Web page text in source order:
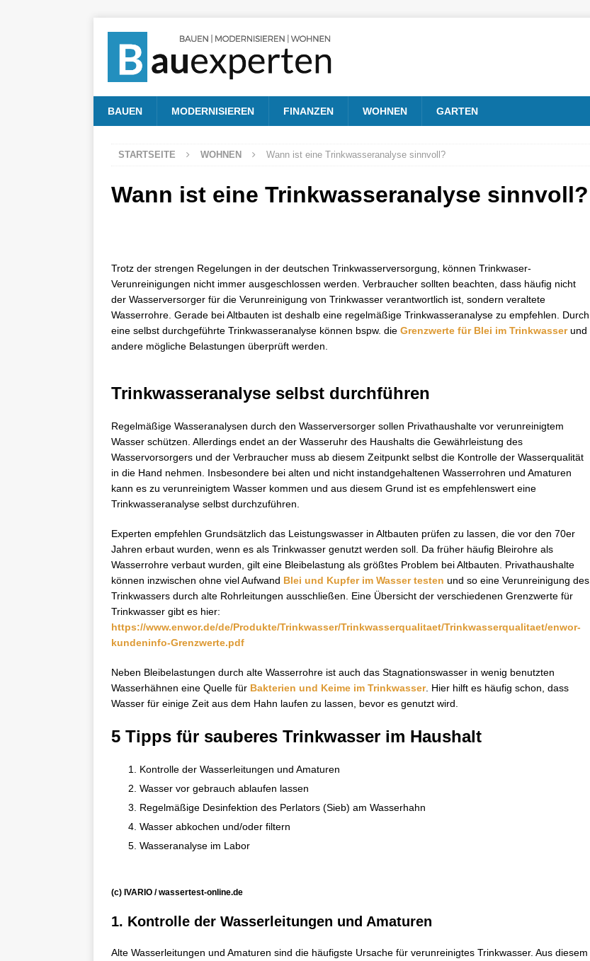
BAUEN MODERNISIEREN FINANZEN WOHNEN GARTEN
STARTSEITE WOHNEN Wann ist eine Trinkwasseranalyse sinnvoll?
Wann ist eine Trinkwasseranalyse sinnvoll?
Trotz der strengen Regelungen in der deutschen Trinkwasserversorgung, können Trinkwaser-
Verunreinigungen nicht immer ausgeschlossen werden. Verbraucher sollten beachten, dass häufig nicht
der Wasserversorger für die Verunreinigung von Trinkwasser verantwortlich ist, sondern veraltete
Wasserrohre. Gerade bei Altbauten ist deshalb eine regelmäßige Trinkwasseranalyse zu empfehlen. Durch
eine selbst durchgeführte Trinkwasseranalyse können bspw. die Grenzwerte für Blei im Trinkwasserund
andere mögliche Belastungen überprüft werden.
Trinkwasseranalyse selbst durchführen
Regelmäßige Wasseranalysen durch den Wasserversorger sollen Privathaushalte vor verunreinigtem
Wasser schützen. Allerdings endet an der Wasseruhr des Haushalts die Gewährleistung des
Wasservorsorgers und der Verbraucher muss ab diesem Zeitpunkt selbst die Kontrolle der Wasserqualität
in die Hand nehmen. Insbesondere bei alten und nicht instandgehaltenen Wasserrohren und Amaturen
kann es zu verunreinigtem Wasser kommen und aus diesem Grund ist es empfehlenswert eine
Trinkwasseranalyse selbst durchzuführen.
Experten empfehlen Grundsätzlich das Leistungswasser in Altbauten prüfen zu lassen, die vor den 70er
Jahren erbaut wurden, wenn es als Trinkwasser genutzt werden soll. Da früher häufig Bleirohre als
Wasserrohre verbaut wurden, gilt eine Bleibelastung als größtes Problem bei Altbauten. Privathaushalte
können inzwischen ohne viel Aufwand Blei und Kupfer im Wasser testen und so eine Verunreinigung des
Trinkwassers durch alte Rohrleitungen ausschließen. Eine Übersicht der verschiedenen Grenzwerte für
Trinkwasser gibt es hier:
https://www.enwor.de/de/Produkte/Trinkwasser/Trinkwasserqualitaet/Trinkwasserqualitaet/enwor-
kundeninfo-Grenzwerte.pdf
Neben Bleibelastungen durch alte Wasserrohre ist auch das Stagnationswasser in wenig benutzten
Wasserhähnen eine Quelle für Bakterien und Keime im Trinkwasser. Hier hilft es häufig schon, dass
Wasser für einige Zeit aus dem Hahn laufen zu lassen, bevor es genutzt wird.
5 Tipps für sauberes Trinkwasser im Haushalt
Kontrolle der Wasserleitungen und Amaturen
Wasser vor gebrauch ablaufen lassen
Regelmäßige Desinfektion des Perlators (Sieb) am Wasserhahn
Wasser abkochen und/oder filtern
Wasseranalyse im Labor
(c) IVARIO / wassertest-online.de
1. Kontrolle der Wasserleitungen und Amaturen
Alte Wasserleitungen und Amaturen sind die häufigste Ursache für verunreinigtes Trinkwasser. Aus diesem